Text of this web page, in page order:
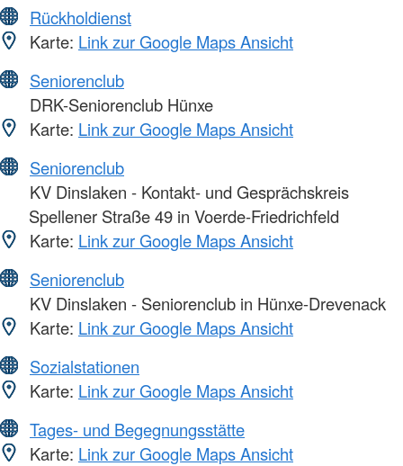
Rückholdienst
Karte: Link zur Google Maps Ansicht
Seniorenclub
DRK-Seniorenclub Hünxe
Karte: Link zur Google Maps Ansicht
Seniorenclub
KV Dinslaken - Kontakt- und Gesprächskreis
Spellener Straße 49 in Voerde-Friedrichfeld
Karte: Link zur Google Maps Ansicht
Seniorenclub
KV Dinslaken - Seniorenclub in Hünxe-Drevenack
Karte: Link zur Google Maps Ansicht
Sozialstationen
Karte: Link zur Google Maps Ansicht
Tages- und Begegnungsstätte
Karte: Link zur Google Maps Ansicht